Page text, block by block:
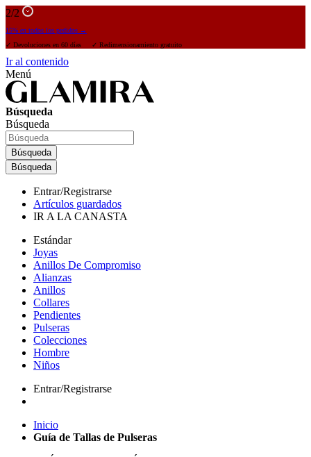
2/2
15% en todos los pedidos →
✓ Devoluciones en 60 días ✓ Redimensionamiento gratuito
Ir al contenido
Menú
Búsqueda
Búsqueda
Búsqueda
Búsqueda
Entrar/Registrarse
Artículos guardados
IR A LA CANASTA
Estándar
Joyas
Anillos De Compromiso
Alianzas
Anillos
Collares
Pendientes
Pulseras
Colecciones
Hombre
Niños
Entrar/Registrarse
Inicio
Guía de Tallas de Pulseras